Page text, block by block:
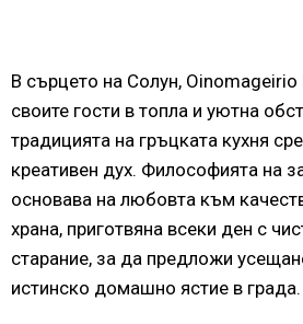
В сърцето на Солун,
своите гости в топла и уютна
традицията на гръцката кухня
креативен дух. Философията на
основава на любовта към
храна, приготвяна всеки ден с
старание, за да предложи
истинско домашно ястие в града.